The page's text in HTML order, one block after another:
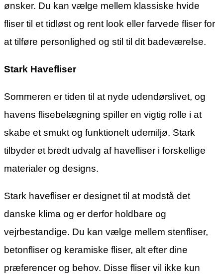
ønsker. Du kan vælge mellem klassiske hvide
fliser til et tidløst og rent look eller farvede fliser for
at tilføre personlighed og stil til dit badeværelse.
Stark Havefliser
Sommeren er tiden til at nyde udendørslivet, og
havens flisebelægning spiller en vigtig rolle i at
skabe et smukt og funktionelt udemiljø. Stark
tilbyder et bredt udvalg af havefliser i forskellige
materialer og designs.
Stark havefliser er designet til at modstå det
danske klima og er derfor holdbare og
vejrbestandige. Du kan vælge mellem stenfliser,
betonfliser og keramiske fliser, alt efter dine
præferencer og behov. Disse fliser vil ikke kun